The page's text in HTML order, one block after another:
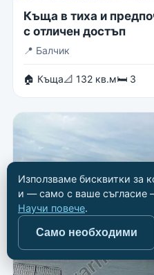
Къща в тиха и
с отличен достъп
📍 Балчик
🏠 Къща📐 132 кв.м🛏 3
Използваме бисквитки за
и — само с ваше съгласие
Научи повече.
Само необходими